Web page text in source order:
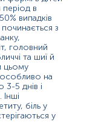
прояви
які
висипки.
між
Перевагою
період в
випадків
з
головний
та шиї й
цьому
на
3-5 днів і
біль у
у